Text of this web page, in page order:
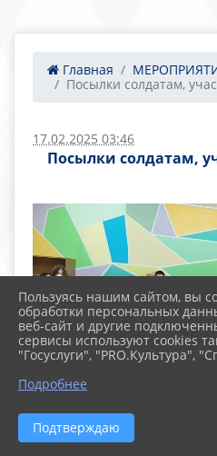
Главная
Посылки солдатам,
17.02.2025 03:46
Посылки солдатам,
Пользуясь нашим сайтом, вы
обработки персональных
веб-сайт и другие
сервисы используют cookies
"Госуслуги", "PRO.Культура",
Подробнее
Подтверждаю